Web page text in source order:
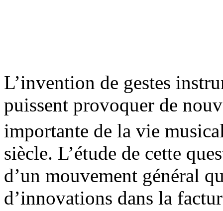
L’invention de gestes
puissent provoquer de
importante de la vie
siècle. L’étude de cette
d’un mouvement général
d’innovations dans la